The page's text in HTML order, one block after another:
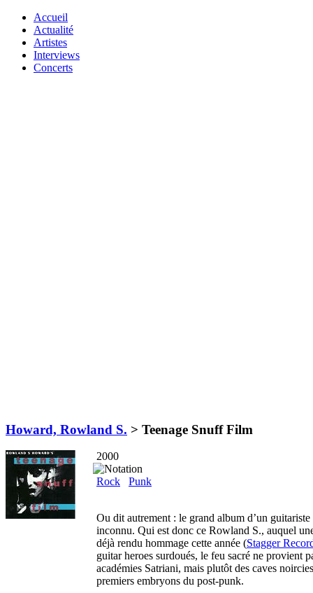
Accueil
Actualité
Artistes
Interviews
Concerts
Howard, Rowland S. > Teenage Snuff Film
2000
Rock Punk
Ou dit autrement : le grand album d’un
inconnu. Qui est donc ce Rowland S., auquel
déjà rendu hommage cette année (Stagger
guitar heroes surdoués, le feu sacré ne provient
académies Satriani, mais plutôt des caves
premiers embryons du post-punk.